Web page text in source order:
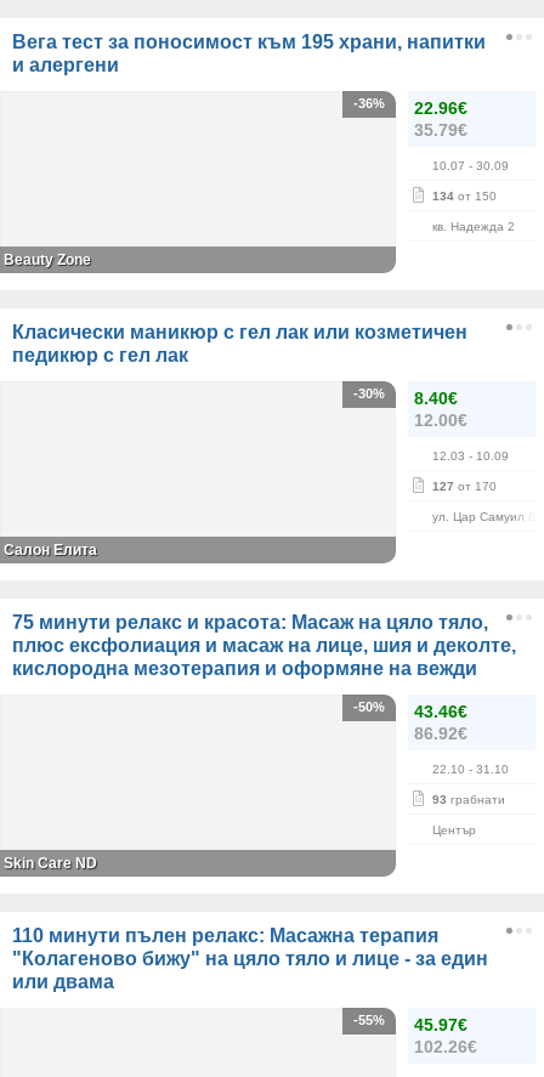
Вега тест за поносимост към 195 храни, напитки
и алергени
22.96€
35.79€
10.07 - 30.09
134 от 150
кв. Надежда 2
-36%
Beauty Zone
Класически маникюр с гел лак или козметичен
педикюр с гел лак
8.40€
12.00€
12.03 - 10.09
127 от 170
ул. Цар Самуил 84
-30%
Салон Елита
75 минути релакс и красота: Масаж на цяло тяло,
плюс ексфолиация и масаж на лице, шия и деколте,
кислородна мезотерапия и оформяне на вежди
43.46€
86.92€
22.10 - 31.10
93 грабнати
Център
-50%
Skin Care ND
110 минути пълен релакс: Масажна терапия
"Колагеново бижу" на цяло тяло и лице - за един
или двама
45.97€
102.26€
-55%